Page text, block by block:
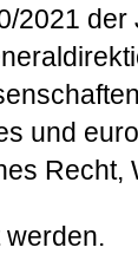
2021
und